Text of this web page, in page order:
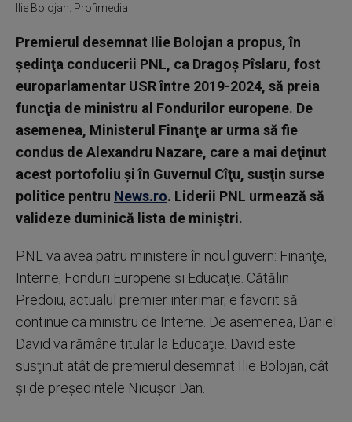
Ilie Bolojan. Profimedia
Premierul desemnat Ilie Bolojan a propus, în
şedinţa conducerii PNL, ca Dragoş Pîslaru, fost
europarlamentar USR între 2019-2024, să preia
funcţia de ministru al Fondurilor europene. De
asemenea, Ministerul Finanţe ar urma să fie
condus de Alexandru Nazare, care a mai deţinut
acest portofoliu şi în Guvernul Cîţu, susţin surse
politice pentru News.ro. Liderii PNL urmează să
valideze duminică lista de miniştri.
PNL va avea patru ministere în noul guvern: Finanţe,
Interne, Fonduri Europene şi Educaţie. Cătălin
Predoiu, actualul premier interimar, e favorit să
continue ca ministru de Interne. De asemenea, Daniel
David va rămâne titular la Educaţie. David este
susţinut atât de premierul desemnat Ilie Bolojan, cât
şi de preşedintele Nicuşor Dan.